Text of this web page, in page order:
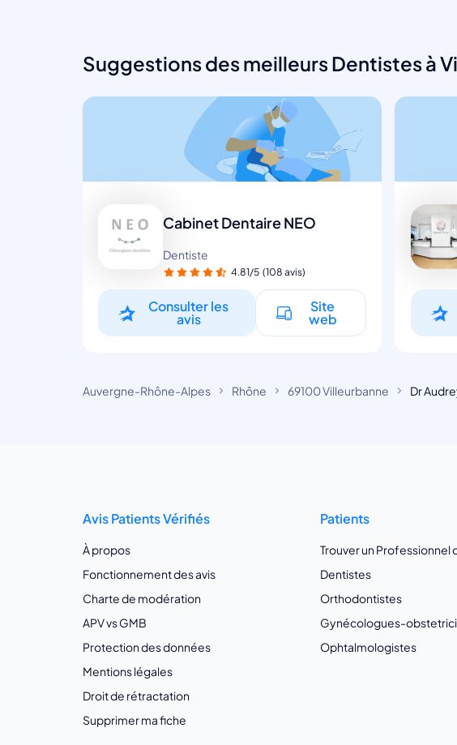
Suggestions des meilleurs Dentistes à
Cabinet Dentaire NEO
Dentiste
4.81/5 (108 avis)
Consulter les
avis
Site
web
Auvergne-Rhône-Alpes Rhône 69100 Villeurbanne Dr
Avis Patients Vérifiés
À propos
Fonctionnement des avis
Charte de modération
APV vs GMB
Protection des données
Mentions légales
Droit de rétractation
Supprimer ma fiche
Patients
Trouver un Professionnel
Dentistes
Orthodontistes
Gynécologues-
Ophtalmologistes